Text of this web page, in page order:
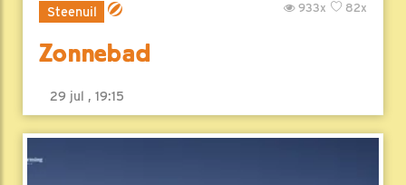
Steenuil 82x
933x
Zonnebad
29 jul , 19:15